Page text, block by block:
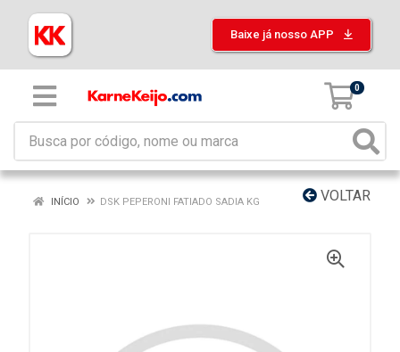
Baixe já nosso APP
0
VOLTAR
INÍCIO DSK PEPERONI FATIADO SADIA KG